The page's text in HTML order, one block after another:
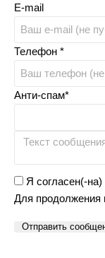
E-mail
Телефон *
Анти-спам*
Я согласен(-
Для продолжения
Отправить